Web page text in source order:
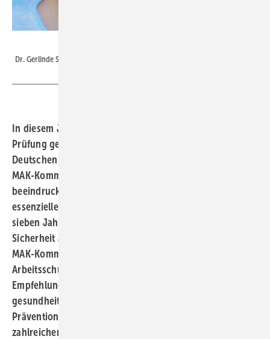
Dr. Gerlinde Schriever-Schwemmer
In diesem Jahr feiert die Ständige Senatskommission zur
Prüfung gesundheitsschädlicher Arbeitsstoffe der
Deutschen Forschungsgemeinschaft, besser bekannt als
MAK-Kommission, ihr 70-jähriges Bestehen. Ein
beeindruckendes Jubiläum, das uns dazu einlädt, die
essenzielle Arbeit dieser Institution zu würdigen, die seit
sieben Jahrzehnten maßgeblich zur Gesundheit und
Sicherheit am Arbeitsplatz in Deutschland beiträgt. Die
MAK-Kommission ist ein unverzichtbarer Pfeiler des
Arbeitsschutzes. Ihre wissenschaftlich fundierten
Empfehlungen und Grenzwerte für
gesundheitsgefährdende Stoffe sind die Grundlage für
Präventionsmaßnahmen und Schutzvorschriften in
zahlreichen Branchen. Dies ist das Ergebnis der